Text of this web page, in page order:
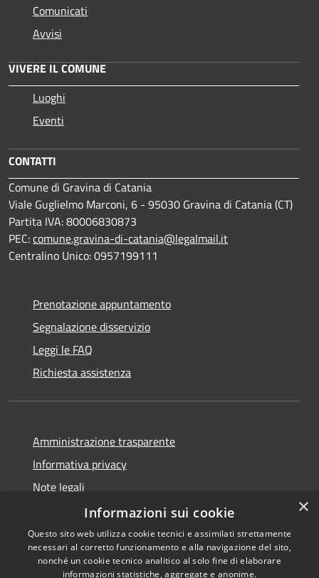
Comunicati
Avvisi
VIVERE IL COMUNE
Luoghi
Eventi
CONTATTI
Comune di Gravina di Catania
Viale Guglielmo Marconi, 6 - 95030 Gravina di Catania (CT)
Partita IVA: 80006830873
PEC:comune.gravina-di-catania@legalmail.it
Centralino Unico: 0957199111
Prenotazione appuntamento
Segnalazione disservizio
Leggi le FAQ
Richiesta assistenza
Amministrazione trasparente
Informativa privacy
Note legali
Dichiarazione di accessibilità
×
Informazioni sui cookie
Questo sito web utilizza cookie tecnici e assimilati strettamente
necessari al corretto funzionamento e alla navigazione del sito,
nonché un cookie tecnico analitico al solo fine di elaborare
informazioni statistiche, aggregate e anonime.